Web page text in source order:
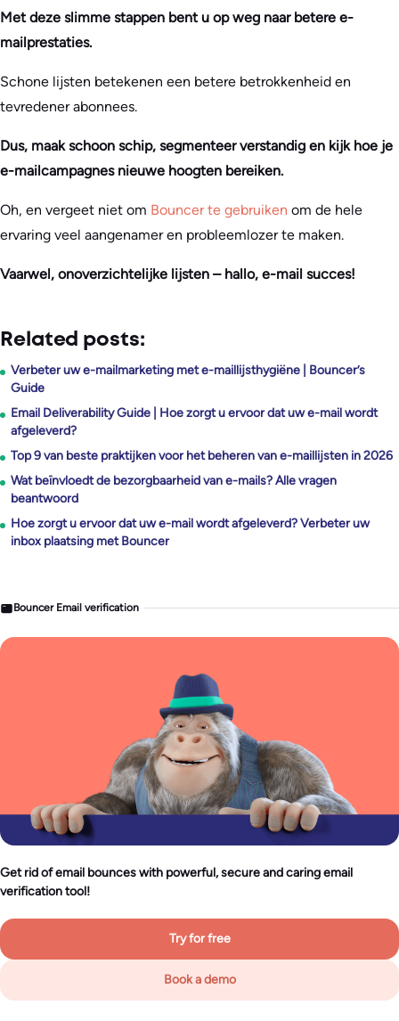
Met deze slimme stappen bent u op weg naar betere e-
mailprestaties.
Schone lijsten betekenen een betere betrokkenheid en
tevredener abonnees.
Dus, maak schoon schip, segmenteer verstandig en kijk hoe je
e-mailcampagnes nieuwe hoogten bereiken.
Oh, en vergeet niet om Bouncer te gebruiken om de hele
ervaring veel aangenamer en probleemlozer te maken.
Vaarwel, onoverzichtelijke lijsten – hallo, e-mail succes!
Related posts:
Verbeter uw e-mailmarketing met e-maillijsthygiëne | Bouncer’s
Guide
Email Deliverability Guide | Hoe zorgt u ervoor dat uw e-mail wordt
afgeleverd?
Top 9 van beste praktijken voor het beheren van e-maillijsten in 2026
Wat beïnvloedt de bezorgbaarheid van e-mails? Alle vragen
beantwoord
Hoe zorgt u ervoor dat uw e-mail wordt afgeleverd? Verbeter uw
inbox plaatsing met Bouncer
Bouncer Email verification
Get rid of email bounces with powerful, secure and caring email
verification tool!
Try for free
Book a demo